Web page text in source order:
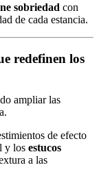
sobriedad con
de cada estancia.
redefinen los
ampliar las
de efecto
y los estucos
a las